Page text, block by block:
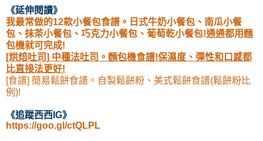
《延伸閱讀》
我最常做的12款小餐包食譜。日式牛奶小餐包、南瓜小餐
包、抹茶小餐包、巧克力小餐包、葡萄乾小餐包!通通都用麵
包機就可完成!
[烘焙吐司] 中種法吐司。麵包機食譜!保濕度、彈性和口感都
比直接法更好!
[食譜] 簡易鬆餅食譜。自製鬆餅粉、美式鬆餅食譜(鬆餅粉比
例)!
《追蹤西西IG》
https://goo.gl/ctQLPL